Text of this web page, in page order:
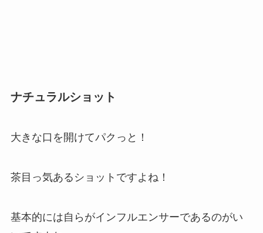
ナチュラルショット
大きな口を開けてパクっと！
茶目っ気あるショットですよね！
基本的には自らがインフルエンサーであるのがい